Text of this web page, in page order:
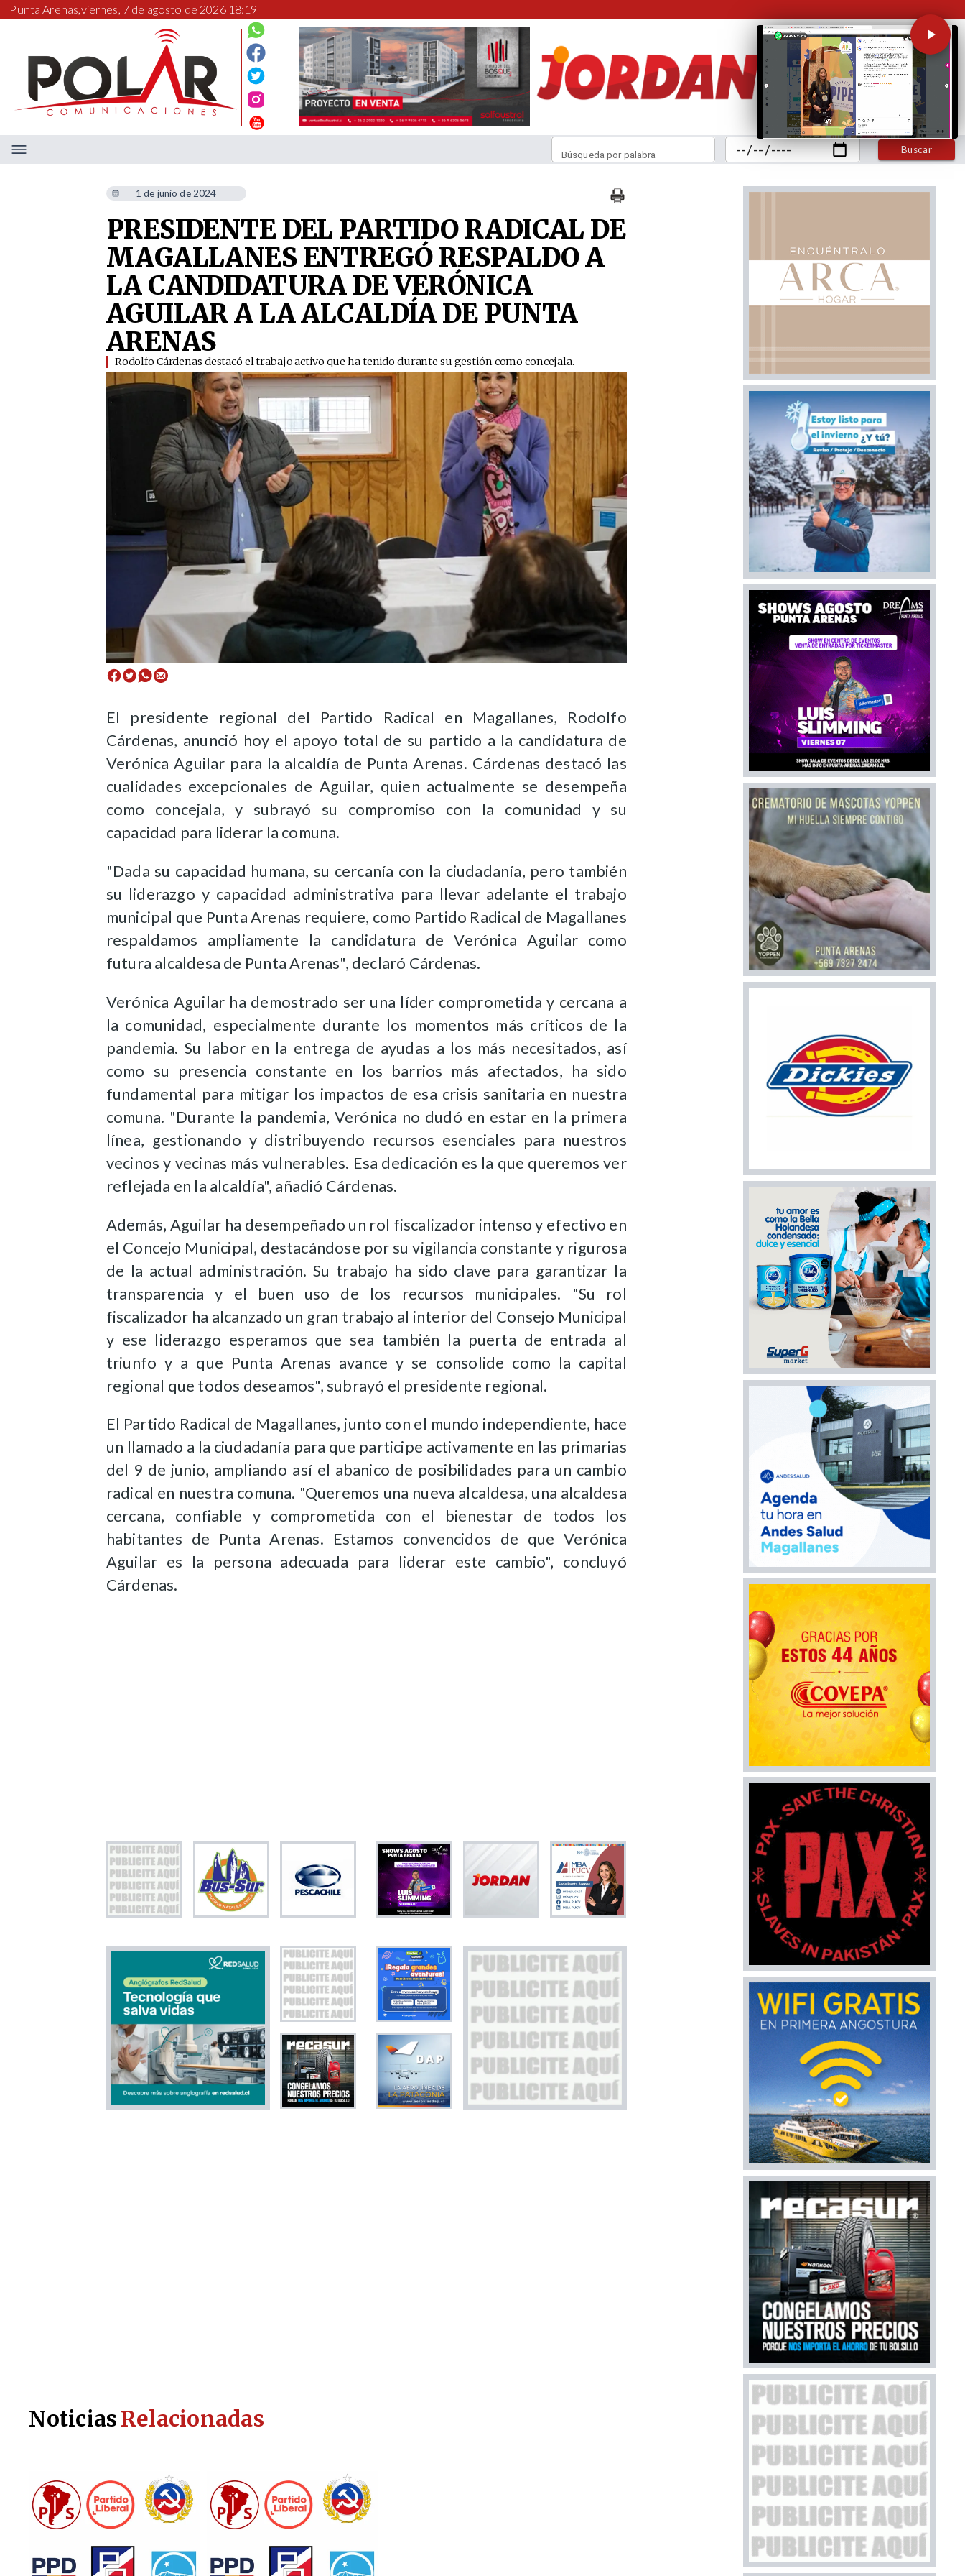
Punta Arenas,viernes, 7 de agosto de 2026 18:19
Buscar
Búsqueda por palabra
1 de junio de 2024
PRESIDENTE DEL PARTIDO RADICAL DE
MAGALLANES ENTREGÓ RESPALDO A
LA CANDIDATURA DE VERÓNICA
AGUILAR A LA ALCALDÍA DE PUNTA
ARENAS
Rodolfo Cárdenas destacó el trabajo activo que ha tenido durante su gestión como concejala. ​
El presidente regional del Partido Radical en Magallanes, Rodolfo
Cárdenas, anunció hoy el apoyo total de su partido a la candidatura de
Verónica Aguilar para la alcaldía de Punta Arenas. Cárdenas destacó las
cualidades excepcionales de Aguilar, quien actualmente se desempeña
como concejala, y subrayó su compromiso con la comunidad y su
capacidad para liderar la comuna.
"Dada su capacidad humana, su cercanía con la ciudadanía, pero también
su liderazgo y capacidad administrativa para llevar adelante el trabajo
municipal que Punta Arenas requiere, como Partido Radical de Magallanes
respaldamos ampliamente la candidatura de Verónica Aguilar como
futura alcaldesa de Punta Arenas", declaró Cárdenas.
Verónica Aguilar ha demostrado ser una líder comprometida y cercana a
la comunidad, especialmente durante los momentos más críticos de la
pandemia. Su labor en la entrega de ayudas a los más necesitados, así
como su presencia constante en los barrios más afectados, ha sido
fundamental para mitigar los impactos de esa crisis sanitaria en nuestra
comuna. "Durante la pandemia, Verónica no dudó en estar en la primera
línea, gestionando y distribuyendo recursos esenciales para nuestros
vecinos y vecinas más vulnerables. Esa dedicación es la que queremos ver
reflejada en la alcaldía", añadió Cárdenas.
Además, Aguilar ha desempeñado un rol fiscalizador intenso y efectivo en
el Concejo Municipal, destacándose por su vigilancia constante y rigurosa
de la actual administración. Su trabajo ha sido clave para garantizar la
transparencia y el buen uso de los recursos municipales. "Su rol
fiscalizador ha alcanzado un gran trabajo al interior del Consejo Municipal
y ese liderazgo esperamos que sea también la puerta de entrada al
triunfo y a que Punta Arenas avance y se consolide como la capital
regional que todos deseamos", subrayó el presidente regional.
El Partido Radical de Magallanes, junto con el mundo independiente, hace
un llamado a la ciudadanía para que participe activamente en las primarias
del 9 de junio, ampliando así el abanico de posibilidades para un cambio
radical en nuestra comuna. "Queremos una nueva alcaldesa, una alcaldesa
cercana, confiable y comprometida con el bienestar de todos los
habitantes de Punta Arenas. Estamos convencidos de que Verónica
Aguilar es la persona adecuada para liderar este cambio", concluyó
Cárdenas.
NoticiasRelacionadas